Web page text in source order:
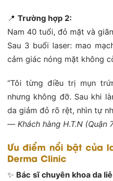
📍 Trường hợp 2:
Nam 40 tuổi, đỏ mặt và
Sau 3 buổi laser: mao
cảm giác nóng mặt không
“Tôi từng điều trị mụn
nhưng không đỡ. Sau khi
da giảm đỏ rõ rệt, nhìn tự
— Khách hàng H.T.N (Quận
Ưu điểm nổi bật của
Derma Clinic
✨ Bác sĩ chuyên khoa da